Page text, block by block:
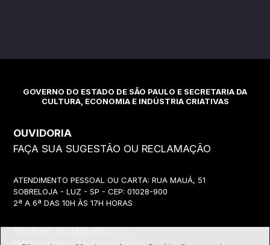
GOVERNO DO ESTADO DE SÃO PAULO E SECRETARIA DA
CULTURA, ECONOMIA E INDÚSTRIA CRIATIVAS
OUVIDORIA
FAÇA SUA SUGESTÃO OU RECLAMAÇÃO
ATENDIMENTO PESSOAL OU CARTA: RUA MAUÁ, 51
SOBRELOJA - LUZ - SP - CEP: 01028-900
2ª A 6ª DAS 10H ÀS 17H HORAS
EMAIL:
ouvidoria@cultura.sp.gov.br